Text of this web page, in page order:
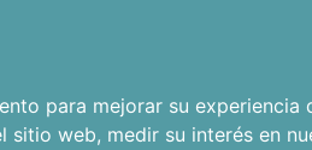
para mejorar su experiencia
sitio web, medir su interés en